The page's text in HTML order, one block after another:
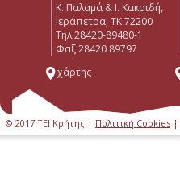
Κ. Παλαμά & Ι. Κακριδή,
Ιεράπετρα, ΤΚ 72200
Tηλ 28420-89480-1
Φαξ 28420 89797
χάρτης
© 2017 ΤΕΙ Κρήτης | Πολιτική Cookies |